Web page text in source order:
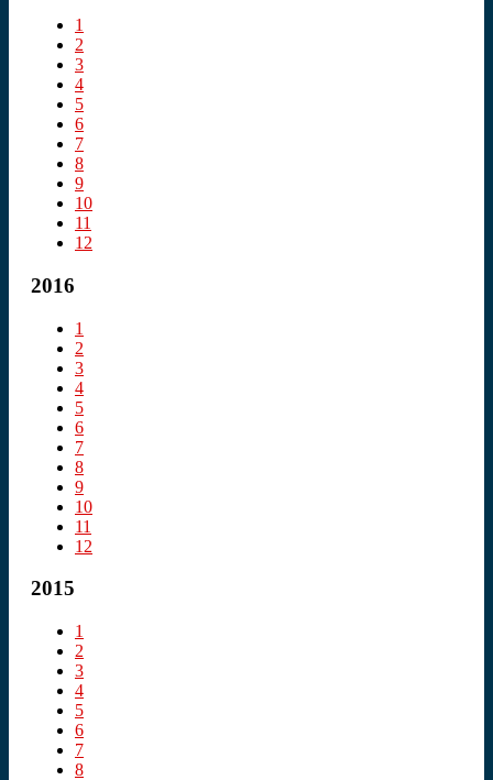
1
2
3
4
5
6
7
8
9
10
11
12
2016
1
2
3
4
5
6
7
8
9
10
11
12
2015
1
2
3
4
5
6
7
8